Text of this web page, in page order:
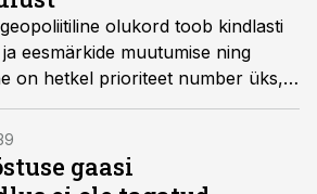
olukord toob kindlasti
eesmärkide muutumise ning
on hetkel prioriteet number üks,
Sirje Potisepp.
gaasi